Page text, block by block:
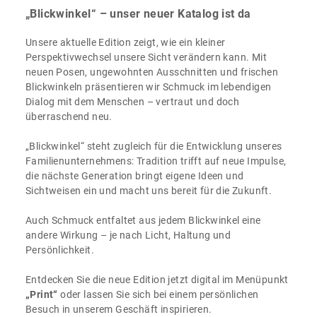
„Blickwinkel“ – unser neuer Katalog ist da
Unsere aktuelle Edition zeigt, wie ein kleiner
Perspektivwechsel unsere Sicht verändern kann. Mit
neuen Posen, ungewohnten Ausschnitten und frischen
Blickwinkeln präsentieren wir Schmuck im lebendigen
Dialog mit dem Menschen – vertraut und doch
überraschend neu.
„Blickwinkel“ steht zugleich für die Entwicklung unseres
Familienunternehmens: Tradition trifft auf neue Impulse,
die nächste Generation bringt eigene Ideen und
Sichtweisen ein und macht uns bereit für die Zukunft.
Auch Schmuck entfaltet aus jedem Blickwinkel eine
andere Wirkung – je nach Licht, Haltung und
Persönlichkeit.
Entdecken Sie die neue Edition jetzt digital im Menüpunkt
„Print“ oder lassen Sie sich bei einem persönlichen
Besuch in unserem Geschäft inspirieren.